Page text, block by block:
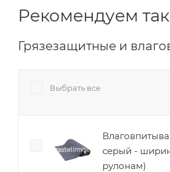
Рекомендуем
Грязезащитные и
Выбрать все
серый -
рулонам)